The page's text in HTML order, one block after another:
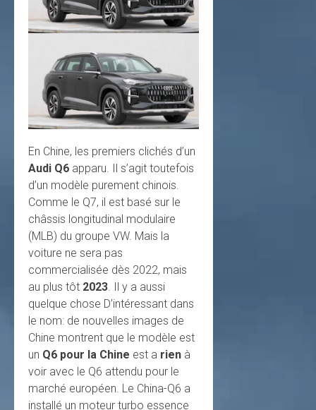
En Chine, les premiers clichés d’un
Audi Q6 apparu. Il s’agit toutefois
d’un modèle purement chinois.
Comme le Q7, il est basé sur le
châssis longitudinal modulaire
(MLB) du groupe VW. Mais la
voiture ne sera pas
commercialisée dès 2022, mais
au plus tôt 2023. Il y a aussi
quelque chose D’intéressant dans
le nom: de nouvelles images de
Chine montrent que le modèle est
un Q6 pour la Chine est a rien à
voir avec le Q6 attendu pour le
marché européen. Le China-Q6 a
installé un moteur turbo essence